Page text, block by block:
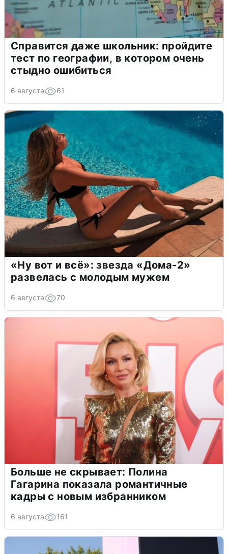
Справится даже школьник: пройдите
тест по географии, в котором очень
стыдно ошибиться
6 августа 61
«Ну вот и всё»: звезда «Дома-2»
развелась с молодым мужем
6 августа 70
Больше не скрывает: Полина
Гагарина показала романтичные
кадры с новым избранником
6 августа 161